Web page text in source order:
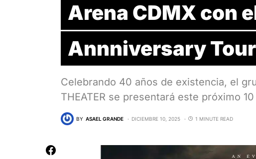
Arena CDMX con
Annniversary Tour
Celebrando 40 años de existencia, el
THEATER se presentará este próximo
BY ASAEL GRANDE DICIEMBRE 10, 2025 1 MINUTE READ